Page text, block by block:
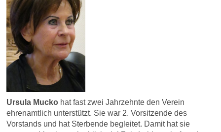
Ursula Mucko hat fast zwei Jahrzehnte den Verein
ehrenamtlich unterstützt. Sie war 2. Vorsitzende des
Vorstands und hat Sterbende begleitet. Damit hat sie